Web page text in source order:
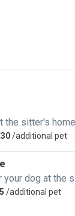
the sitter's home
/additional pet
your dog at the
/additional pet